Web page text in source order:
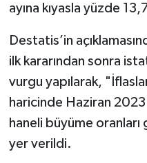
ayına kıyasla yüzde
Destatis’in
ilk kararından sonra
vurgu yapılarak,
haricinde Haziran
haneli büyüme
yer verildi.